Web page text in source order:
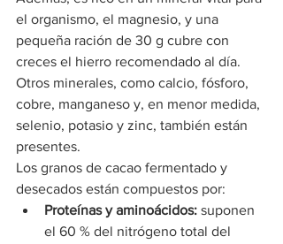
el organismo, el magnesio, y una
pequeña ración de 30 g cubre con
creces el hierro recomendado al día.
Otros minerales, como calcio, fósforo,
cobre, manganeso y, en menor medida,
selenio, potasio y zinc, también están
presentes.
Los granos de cacao fermentado y
desecados están compuestos por:
Proteínas y aminoácidos: suponen
el 60 % del nitrógeno total del